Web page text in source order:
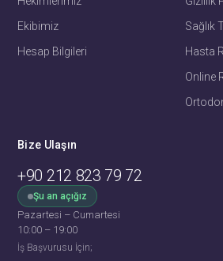
Ekibimiz
Hesap Bilgileri
Sağlık
Hasta
Online
Bize Ulaşın
+90 212 823 79 72
Şu an açığız
Pazartesi – Cumartesi
10:00 – 19:00
İş Başvurusu İçin;
Fehime · Hasta Koordinatörü
Genellikle birkaç dakika içinde yanıt verir